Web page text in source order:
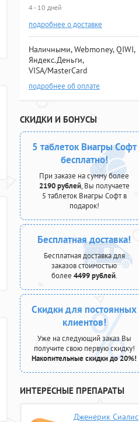
4 - 10 дней
подробнее о доставке
Наличными, Webmoney, QIWI,
Яндекс.Деньги,
VISA/MasterCard
подробнее об оплате
СКИДКИ И БОНУСЫ
5 таблеток Виагры Софт
бесплатно!
При заказе на сумму более
2190 рублей, Вы получаете
5 таблеток Виагры Софт в
подарок!
Бесплатная доставка!
Бесплатная доставка для
заказов стоимостью
более 4499 рублей.
Скидки для постоянных
клиентов!
Уже на следующий заказ Вы
получите свою первую скидку!
Накопительные скидки до 20%!
ИНТЕРЕСНЫЕ ПРЕПАРАТЫ
Дженерик Сиалис